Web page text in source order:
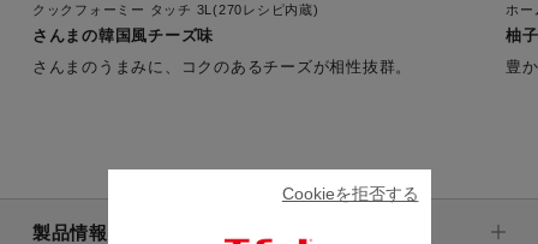
クックフォーミー タッチ 3L(270レシピ内蔵)
さんまの韓国風チーズ味
さんまのうまみに、コクのあるチーズが相性抜群。
ホー
柚
豊
製品情報
Cookieを拒否する